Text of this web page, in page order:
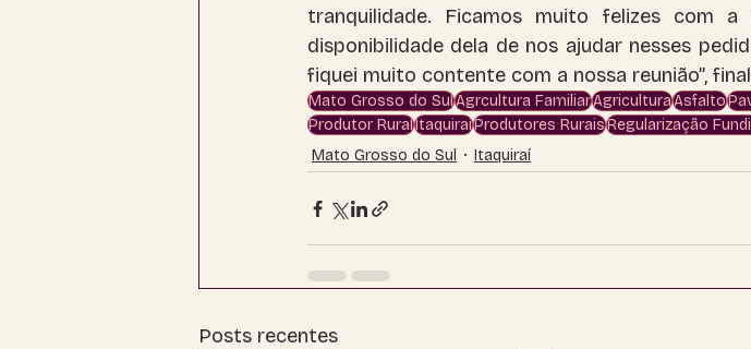
tranquilidade. Ficamos muito felizes com
disponibilidade dela de nos ajudar nesses
fiquei muito contente com a nossa reunião”,
Mato Grosso do SulAgrcultura FamiliarAgriculturaAsfalto
Produtor RuralItaquiraíProdutores RuraisRegularização
Mato Grosso do Sul
Itaquiraí
Posts recentes